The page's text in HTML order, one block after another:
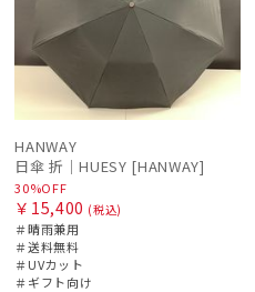
HANWAY
日傘 折｜HUESY [HANWAY]
30%OFF
￥15,400 (税込)
＃晴雨兼用
＃送料無料
＃UVカット
＃ギフト向け